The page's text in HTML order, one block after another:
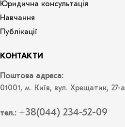
Юридична консультація
Навчання
Публікації
КОНТАКТИ
Поштова адреса:
01001, м. Київ, вул. Хрещатик, 27-а
тел.: +38(044) 234-52-09